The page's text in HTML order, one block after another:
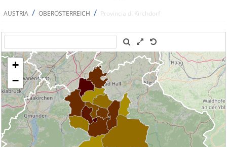
AUSTRIA / OBERÖSTERREICH / Provincia di Kirchdorf